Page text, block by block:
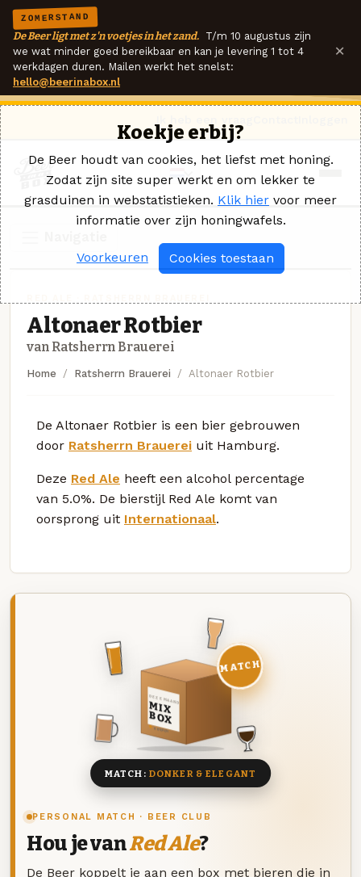
ZOMERSTAND
De Beer ligt met z'n voetjes in het zand. T/m 10 augustus zijn
we wat minder goed bereikbaar en kan je levering 1 tot 4
werkdagen duren. Mailen werkt het snelst:
hello@beerinabox.nl
×
Altonaer Rotbier
van Ratsherrn Brauerei
Home Ratsherrn Brauerei Altonaer Rotbier
De Altonaer Rotbier is een bier gebrouwen
door Ratsherrn Brauerei uit Hamburg.
Deze Red Ale heeft een alcohol percentage
van 5.0%. De bierstijl Red Ale komt van
oorsprong uit Internationaal.
PERSONAL MATCH · BEER CLUB
Hou je vanRed Ale?
De Beer koppelt je aan een box met bieren die in
DEZE MAAND
MIX
BOX
8 BIEREN
MATCH
MATCH: DONKER & ELEGANT
Koekje erbij?
De Beer houdt van cookies, het liefst met honing.
Zodat zijn site super werkt en om lekker te
grasduinen in webstatistieken. Klik hier voor meer
informatie over zijn honingwafels.
Voorkeuren Cookies toestaan